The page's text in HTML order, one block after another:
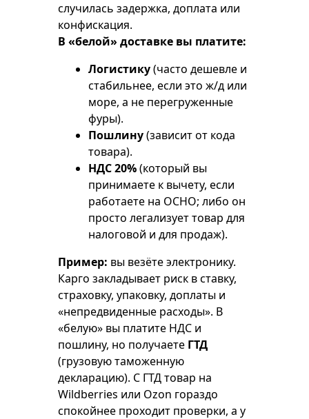
случилась задержка, доплата или
конфискация.
В «белой» доставке вы платите:
Логистику(часто дешевле и
стабильнее, если это ж/д или
море, а не перегруженные
фуры).
Пошлину(зависит от кода
товара).
НДС 20%(который вы
принимаете к вычету, если
работаете на ОСНО; либо он
просто легализует товар для
налоговой и для продаж).
Пример: вы везёте электронику.
Карго закладывает риск в ставку,
страховку, упаковку, доплаты и
«непредвиденные расходы». В
«белую» вы платите НДС и
пошлину, но получаете ГТД
(грузовую таможенную
декларацию). С ГТД товар на
Wildberries или Ozon гораздо
спокойнее проходит проверки, а у